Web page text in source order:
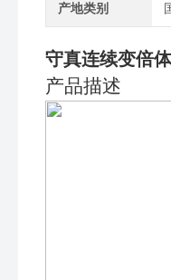
产地类别
守真连续变倍
产品描述